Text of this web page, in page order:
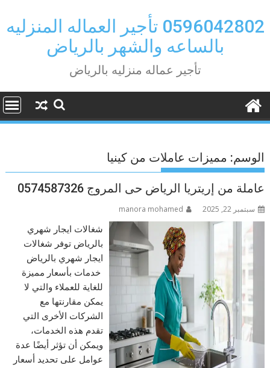
to
content
0596042802 تأجير العماله المنزليه
بالساعه والشهر بالرياض
تأجير عماله منزليه بالرياض
الوسم: مميزات عاملات من كينيا
عاملة من إريتريا الرياض حى المروج 0574587326
سبتمبر 22, 2025 manora mohamed
شغالات ايجار شهري
بالرياض توفر شغالات
ايجار شهري بالرياض
خدمات بأسعار مميزة
للغاية للعملاء والتي لا
يمكن مقارنتها مع
الشركات الأخرى التي
تقدم هذه الخدمات،
ويمكن أن تؤثر أيضًا عدة
عوامل على تحديد أسعار